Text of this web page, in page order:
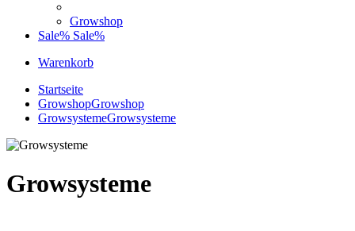
Growshop
Sale% Sale%
Warenkorb
Startseite
GrowshopGrowshop
GrowsystemeGrowsysteme
Growsysteme